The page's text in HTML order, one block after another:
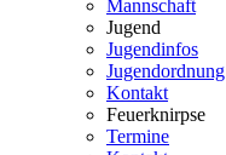
Mannschaft
Jugend
Jugendinfos
Jugendordnung
Kontakt
Feuerknirpse
Termine